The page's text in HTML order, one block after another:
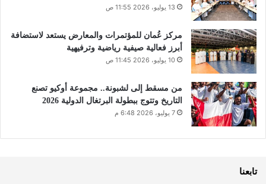
13 يوليو، 2026 11:55 ص
مركز عُمان للمؤتمرات والمعارض يستعد لاستضافة
أبرز فعالية صيفية رياضية وترفيهية
10 يوليو، 2026 11:45 ص
من مسقط إلى لشبونة.. مجموعة أوكيو تصنع
التاريخ وتتوج ببطولة البرتغال الدولية 2026
7 يوليو، 2026 6:48 م
تابعنا